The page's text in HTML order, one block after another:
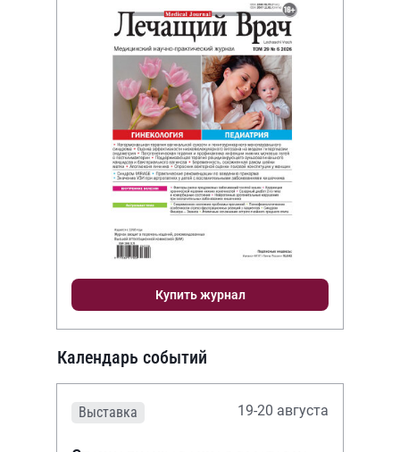
Купить журнал
Календарь событий
Выставка 19-20 августа